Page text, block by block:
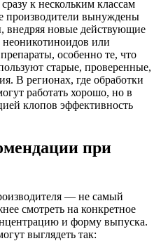
к нескольким классам
производители вынуждены
внедряя новые действующие
неоникотиноидов или
особенно те, что
старые, проверенные,
В регионах, где обработки
работать хорошо, но в
клопов эффективность
при
— не самый
смотреть на конкретное
и форму выпуска.
выглядеть так: